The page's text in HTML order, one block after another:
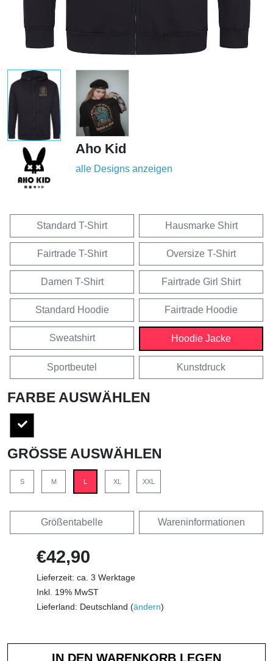
Aho Kid
alle Designs anzeigen
Standard T-Shirt Hausmarke Shirt
Fairtrade T-Shirt Oversize T-Shirt
Damen T-Shirt Fairtrade Girl Shirt
Standard Hoodie Fairtrade Hoodie
Sweatshirt Hoodie Jacke
Sportbeutel Kunstdruck
FARBE AUSWÄHLEN
GRÖSSE AUSWÄHLEN
S M XL XXL
Größentabelle Wareninformationen
€42,90
Lieferzeit: ca. 3 Werktage
Inkl. 19% MwST
Lieferland: Deutschland (ändern)